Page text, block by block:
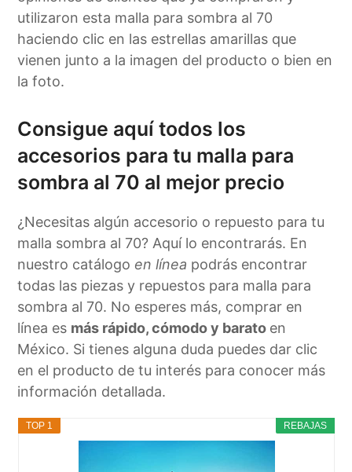
utilizaron esta malla para sombra al 70
haciendo clic en las estrellas amarillas que
vienen junto a la imagen del producto o bien en
la foto.
Consigue aquí todos los
accesorios para tu malla para
sombra al 70 al mejor precio
¿Necesitas algún accesorio o repuesto para tu
malla sombra al 70? Aquí lo encontrarás. En
nuestro catálogo en línea podrás encontrar
todas las piezas y repuestos para malla para
sombra al 70. No esperes más, comprar en
línea es más rápido, cómodo y barato en
México. Si tienes alguna duda puedes dar clic
en el producto de tu interés para conocer más
información detallada.
REBAJAS
TOP 1